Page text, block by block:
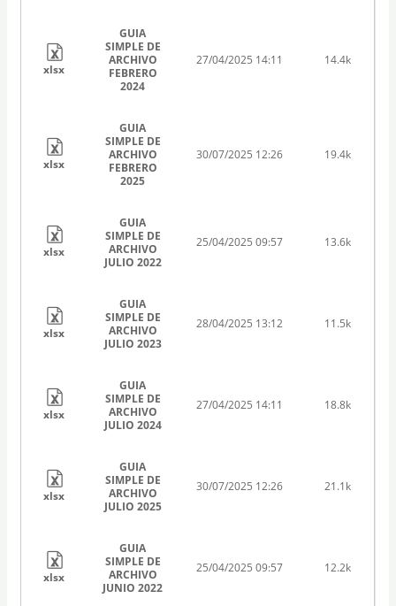
xlsx
GUIA
SIMPLE DE
ARCHIVO
FEBRERO
2024
27/04/2025 14:11 14.4k
xlsx
GUIA
SIMPLE DE
ARCHIVO
FEBRERO
2025
30/07/2025 12:26 19.4k
xlsx
GUIA
SIMPLE DE
ARCHIVO
JULIO 2022
25/04/2025 09:57 13.6k
xlsx
GUIA
SIMPLE DE
ARCHIVO
JULIO 2023
28/04/2025 13:12 11.5k
xlsx
GUIA
SIMPLE DE
ARCHIVO
JULIO 2024
27/04/2025 14:11 18.8k
xlsx
GUIA
SIMPLE DE
ARCHIVO
JULIO 2025
30/07/2025 12:26 21.1k
xlsx
GUIA
SIMPLE DE
ARCHIVO
JUNIO 2022
25/04/2025 09:57 12.2k